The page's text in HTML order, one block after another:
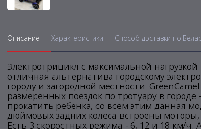
Описание Характеристики Способ доставки по
Электротрицикл с максимальной нагрузкой
отличная альтернатива городскому
городу и загородной местности.
размеренных поездок по тротуару в
прокатить ребенка, со всем этим данная
дюймовых задних колеса встроены
Есть 3 скоростных режима - 6, 12 и 18 км/ч.